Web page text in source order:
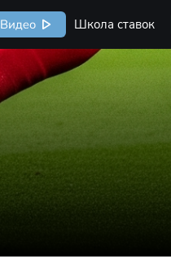
Видео Школа ставок